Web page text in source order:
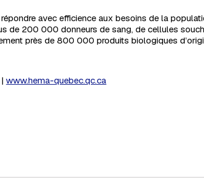
avec efficience aux besoins de la
de 200 000 donneurs de sang, de cellules
près de 800 000 produits biologiques
|www.hema-quebec.qc.ca